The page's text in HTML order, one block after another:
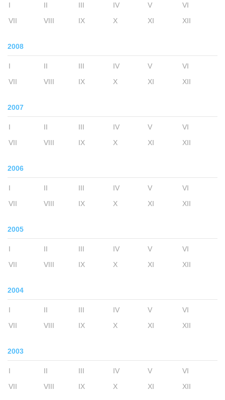
I II III IV V
VI
VII
VIII IX X XI XII
2008
I II III IV V
VI
VII
VIII IX X XI XII
2007
I II III IV V
VI
VII
VIII IX X XI XII
2006
I II III IV V
VI
VII
VIII IX X XI XII
2005
I II III IV V
VI
VII
VIII IX X XI XII
2004
I II III IV V
VI
VII
VIII IX X XI XII
2003
I II III IV V
VI
VII
VIII IX X XI XII